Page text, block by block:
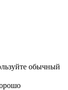
обычный